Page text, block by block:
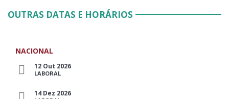
OUTRAS DATAS E HORÁRIOS
NACIONAL
12 Out 2026
LABORAL
14 Dez 2026